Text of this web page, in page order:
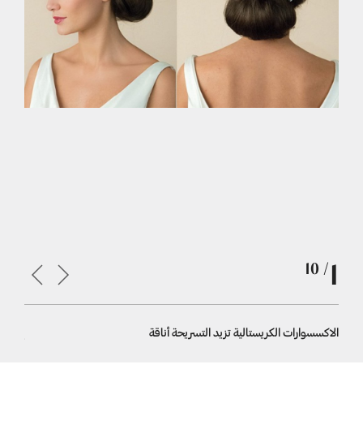
الاكسسوارات الكريستالية تزيد التسريحة أناقة